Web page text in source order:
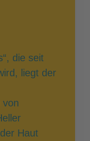
die seit
liegt der
von
Haut